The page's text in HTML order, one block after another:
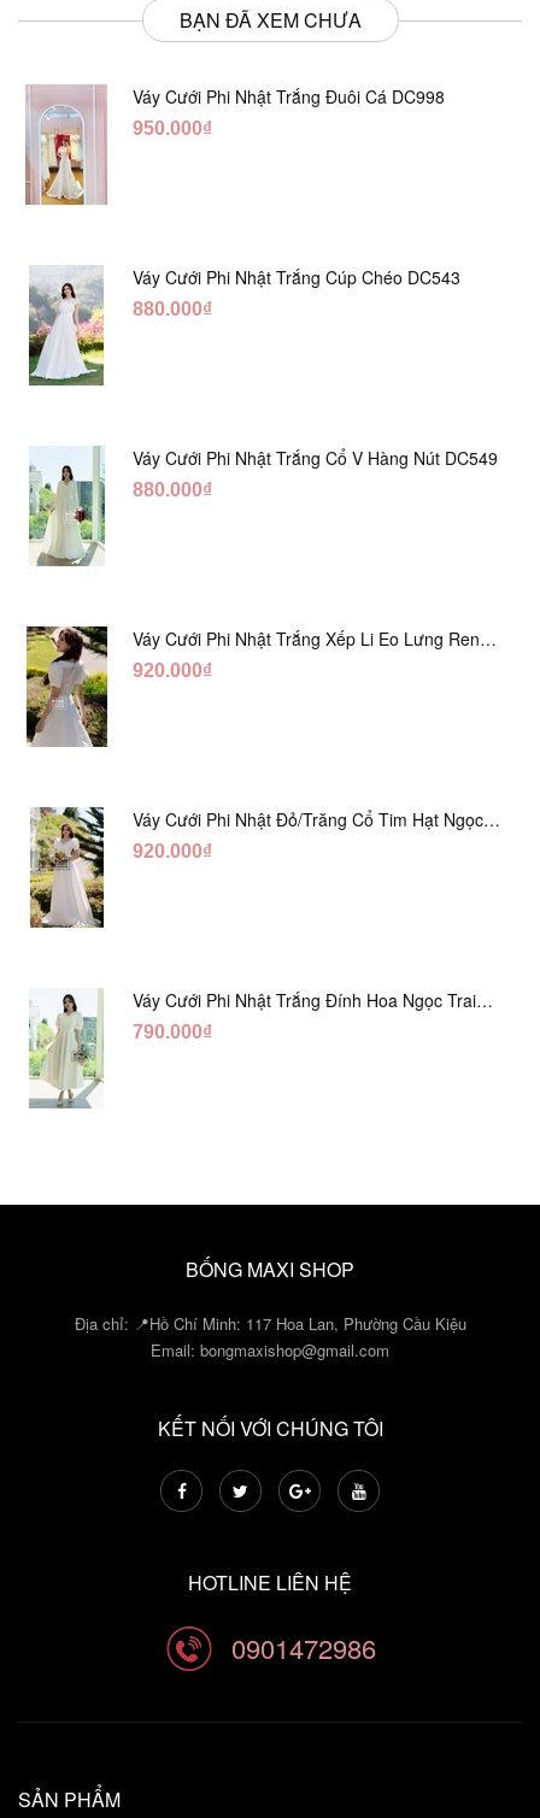
BẠN ĐÃ XEM CHƯA
Váy Cưới Phi Nhật Trắng Đuôi Cá DC998
950.000₫
Váy Cưới Phi Nhật Trắng Cúp Chéo DC543
880.000₫
Váy Cưới Phi Nhật Trắng Cổ V Hàng Nút DC549
880.000₫
Váy Cưới Phi Nhật Trắng Xếp Li Eo Lưng Ren
DC547
920.000₫
Váy Cưới Phi Nhật Đỏ/Trăng Cổ Tim Hạt Ngọc
DC548
920.000₫
Váy Cưới Phi Nhật Trắng Đính Hoa Ngọc Trai
Lửng DC465
790.000₫
BỐNG MAXI SHOP
Địa chỉ: 📍Hồ Chí Minh: 117 Hoa Lan, Phường Cầu Kiệu
Email: bongmaxishop@gmail.com
KẾT NỐI VỚI CHÚNG TÔI
HOTLINE LIÊN HỆ
0901472986
SẢN PHẨM